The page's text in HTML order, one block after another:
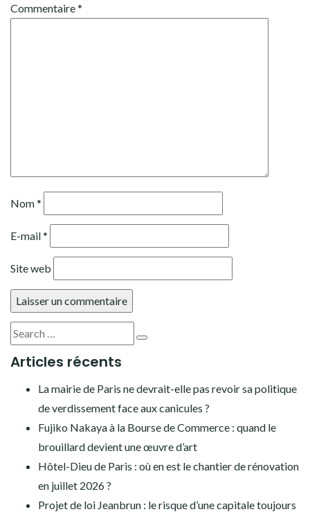
Commentaire*
Nom*
E-mail*
Site web
Recherche
pour :
recherche
Articles récents
La mairie de Paris ne devrait-elle pas revoir sa politique
de verdissement face aux canicules ?
Fujiko Nakaya à la Bourse de Commerce : quand le
brouillard devient une œuvre d’art
Hôtel-Dieu de Paris : où en est le chantier de rénovation
en juillet 2026 ?
Projet de loi Jeanbrun : le risque d’une capitale toujours